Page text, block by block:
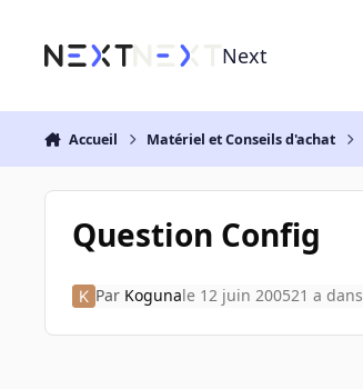
Next
Accueil Matériel et Conseils d'achat
Question Config
Par Kogunale 12 juin 200521 a dans